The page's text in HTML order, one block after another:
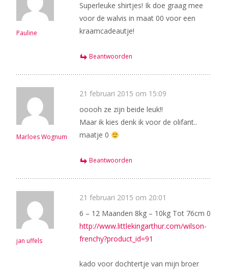
Pauline
Superleuke shirtjes! Ik doe graag mee
voor de walvis in maat 00 voor een
kraamcadeautje!
Beantwoorden
Marloes Wognum
21 februari 2015 om 15:09
ooooh ze zijn beide leuk!!
Maar ik kies denk ik voor de olifant..
maatje 0
Beantwoorden
jan uffels
21 februari 2015 om 20:01
6 – 12 Maanden 8kg – 10kg Tot 76cm 0
http://www.littlekingarthur.com/wilson-
frenchy?product_id=91
kado voor dochtertje van mijn broer